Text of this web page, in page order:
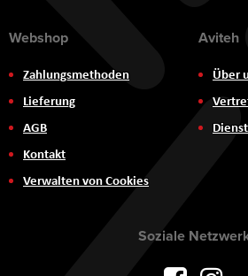
Webshop
Zahlungsmethoden
Lieferung
AGB
Kontakt
Verwalten von Cookies
Aviteh
Über
Soziale